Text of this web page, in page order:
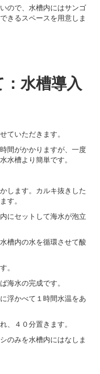
ので、水槽内にはサンゴ
きるスペースを用意しま
水槽導入
ていただきます。
間がかかりますが、一度
水槽より簡単です。
します。カルキ抜きした
す。
にセットして海水が泡立
槽内の水を循環させて酸
。
水の完成です。
浮かべて１時間水温をあ
４０分置きます。
のみを水槽内にはなしま